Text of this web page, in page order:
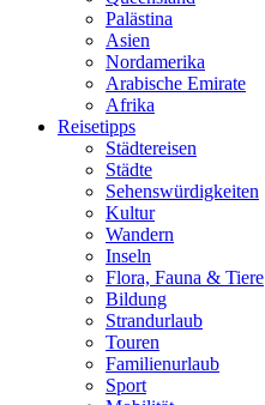
Palästina
Asien
Nordamerika
Arabische Emirate
Afrika
Reisetipps
Städtereisen
Städte
Sehenswürdigkeiten
Kultur
Wandern
Inseln
Flora, Fauna & Tiere
Bildung
Strandurlaub
Touren
Familienurlaub
Sport